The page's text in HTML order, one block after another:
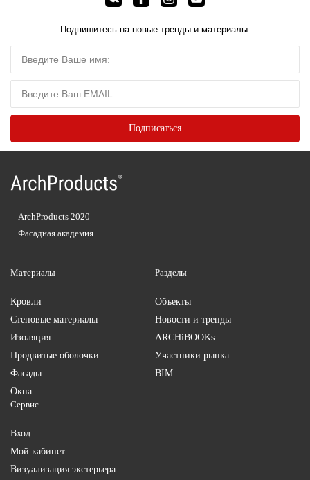
Подпишитесь на новые тренды и материалы:
Материалы
Кровли
Стеновые материалы
Изоляция
Продвитые оболочки
Фасады
Окна
Разделы
Объекты
Новости и тренды
ARCHiBOOKs
Участники рынка
BIM
Сервис
Вход
Мой кабинет
Визуализация экстерьера
ArchProducts 2020
Фасадная академия